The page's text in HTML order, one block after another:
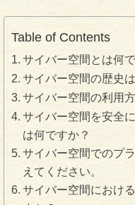
Table of Contents
サイバー空間とは何
サイバー空間の歴史
サイバー空間の利用
サイバー空間を安全
は何ですか？
サイバー空間でのプ
えてください。
サイバー空間におけ